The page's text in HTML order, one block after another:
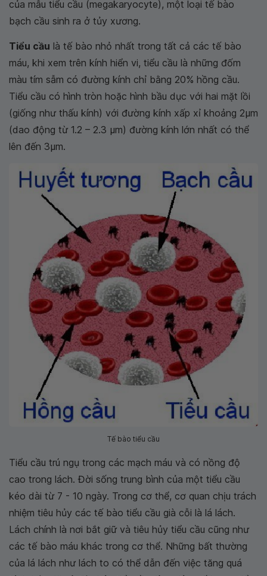
của mẫu tiểu cầu (megakaryocyte), một loại tế bào
bạch cầu sinh ra ở tủy xương.
Tiểu cầu là tế bào nhỏ nhất trong tất cả các tế bào
máu, khi xem trên kính hiển vi, tiểu cầu là những đốm
màu tím sẫm có đường kính chỉ bằng 20% hồng cầu.
Tiểu cầu có hình tròn hoặc hình bầu dục với hai mặt lồi
(giống như thấu kính) với đường kính xấp xỉ khoảng 2μm
(dao động từ 1.2 – 2.3 μm) đường kính lớn nhất có thể
lên đến 3μm.
Tế bào tiểu cầu
Tiểu cầu trú ngụ trong các mạch máu và có nồng độ
cao trong lách. Đời sống trung bình của một tiểu cầu
kéo dài từ 7 - 10 ngày. Trong cơ thể, cơ quan chịu trách
nhiệm tiêu hủy các tế bào tiểu cầu già cỗi là lá lách.
Lách chính là nơi bắt giữ và tiêu hủy tiểu cầu cũng như
các tế bào máu khác trong cơ thể. Những bất thường
của lá lách như lách to có thể dẫn đến việc tăng quá